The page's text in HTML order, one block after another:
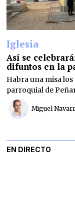
Iglesia
Así se
difuntos en la
Habra una misa los
parroquial de
Miguel
EN DIRECTO